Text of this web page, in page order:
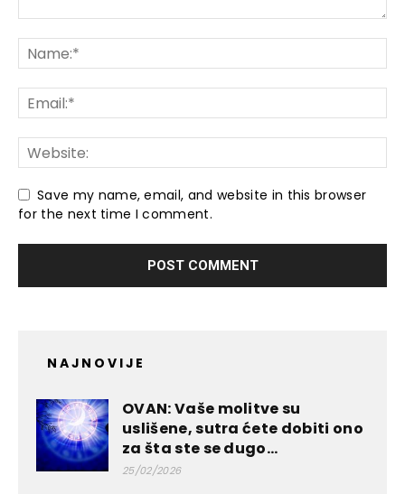
Save my name, email, and website in this browser
for the next time I comment.
NAJNOVIJE
OVAN: Vaše molitve su
uslišene, sutra ćete dobiti ono
za šta ste se dugo...
25/02/2026